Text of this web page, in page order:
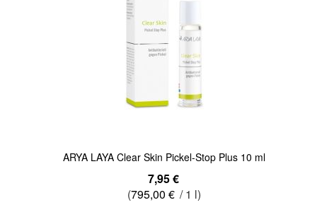
ARYA LAYA Clear Skin Pickel-Stop Plus 10 ml
7,95 €
(795,00 € / 1 l)